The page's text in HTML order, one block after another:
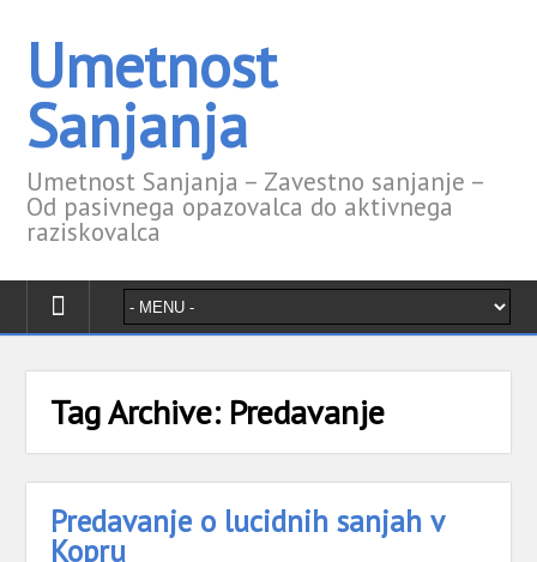
Umetnost
Sanjanja
Umetnost Sanjanja – Zavestno sanjanje –
Od pasivnega opazovalca do aktivnega
raziskovalca
Tag Archive: Predavanje
Predavanje o lucidnih sanjah v
Kopru